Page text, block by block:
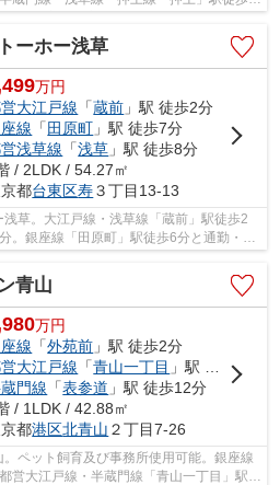
ーホー浅草
万円
大江戸線 「蔵前 」駅 徒歩2分
線 「 田原町 」駅 徒歩7分
浅草線 「浅草 」駅 徒歩8分
/ 2LDK / 54.27㎡
都台東区寿３丁目13-13
草。大江戸線・浅草線「蔵前」駅徒歩2
。銀座線「田原町」駅徒歩6分と通勤・通
青山
万円
線 「外苑前 」駅 徒歩2分
大江戸線 「青山一丁目 」駅 徒歩11分
門線 「表参道 」駅 徒歩12分
/ 1LDK / 42.88㎡
都港区北青山 ２丁目7-26
ペット飼育及び事務所使用可能。銀座線
営大江戸線・半蔵門線「青山一丁目」駅徒